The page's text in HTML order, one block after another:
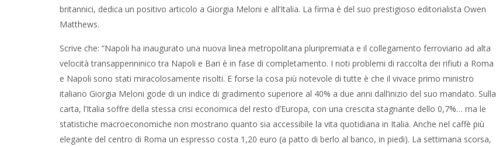
britannici, dedica un positivo articolo a Giorgia Meloni e all’Italia. La firma è del suo prestigioso editorialista Owen
Matthews.
Scrive che: “Napoli ha inaugurato una nuova linea metropolitana pluripremiata e il collegamento ferroviario ad alta
velocità transappenninico tra Napoli e Bari è in fase di completamento. I noti problemi di raccolta dei rifiuti a Roma
e Napoli sono stati miracolosamente risolti. E forse la cosa più notevole di tutte è che il vivace primo ministro
italiano Giorgia Meloni gode di un indice di gradimento superiore al 40% a due anni dall’inizio del suo mandato. Sulla
carta, l’Italia soffre della stessa crisi economica del resto d’Europa, con una crescita stagnante dello 0,7%… ma le
statistiche macroeconomiche non mostrano quanto sia accessibile la vita quotidiana in Italia. Anche nel caffè più
elegante del centro di Roma un espresso costa 1,20 euro (a patto di berlo al banco, in piedi). La settimana scorsa,